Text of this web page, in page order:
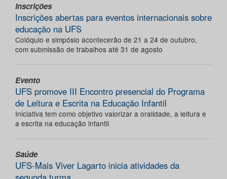
Inscrições
Inscrições abertas para eventos internacionais sobre
educação na UFS
Colóquio e simpósio acontecerão de 21 a 24 de outubro,
com submissão de trabalhos até 31 de agosto
Evento
UFS promove III Encontro presencial do Programa
de Leitura e Escrita na Educação Infantil
Iniciativa tem como objetivo valorizar a oralidade, a leitura e
a escrita na educação infantil
Saúde
UFS-Mais Viver Lagarto inicia atividades da